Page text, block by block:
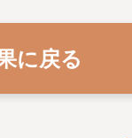
に戻る